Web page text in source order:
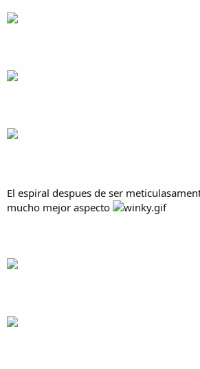
El espiral despues de ser
mucho mejor aspecto